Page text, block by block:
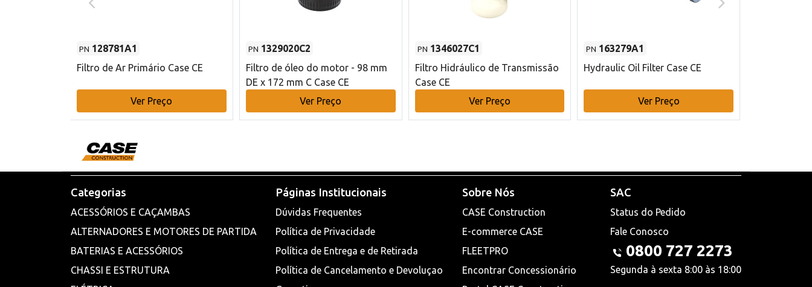
PN 128781A1
Filtro de Ar Primário Case CE
Ver Preço
PN 1329020C2
Filtro de óleo do motor - 98 mm
DE x 172 mm C Case CE
Ver Preço
PN 1346027C1
Filtro Hidráulico de Transmissão
Case CE
Ver Preço
PN 163279A1
Hydraulic Oil Filter Case CE
Ver Preço
Categorias
ACESSÓRIOS E CAÇAMBAS
ALTERNADORES E MOTORES DE PARTIDA
BATERIAS E ACESSÓRIOS
CHASSI E ESTRUTURA
Páginas Institucionais
Dúvidas Frequentes
Política de Privacidade
Política de Entrega e de Retirada
Política de Cancelamento e Devoluçao
Sobre Nós
CASE Construction
E-commerce CASE
FLEETPRO
Encontrar Concessionário
SAC
Status do Pedido
Fale Conosco
0800 727 2273
Segunda à sexta 8:00 às 18:00